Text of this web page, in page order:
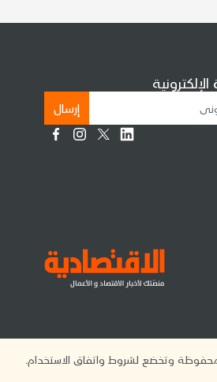
إرسال
وتخضع لشروط واتفاق الاستخدام.